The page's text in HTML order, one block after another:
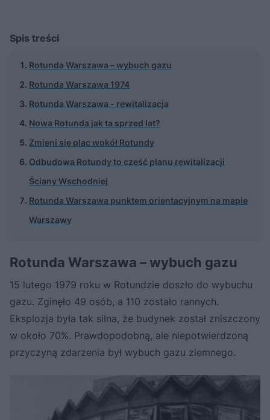
Spis treści
Rotunda Warszawa – wybuch gazu
Rotunda Warszawa 1974
Rotunda Warszawa - rewitalizacja
Nowa Rotunda jak ta sprzed lat?
Zmieni się plac wokół Rotundy
Odbudowa Rotundy to cześć planu rewitalizacji
Ściany Wschodniej
Rotunda Warszawa punktem orientacyjnym na mapie
Warszawy
Rotunda Warszawa – wybuch gazu
15 lutego 1979 roku w Rotundzie doszło do wybuchu
gazu. Zginęło 49 osób, a 110 zostało rannych.
Eksplozja była tak silna, że budynek został zniszczony
w około 70%. Prawdopodobną, ale niepotwierdzoną
przyczyną zdarzenia był wybuch gazu ziemnego.